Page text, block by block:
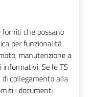
forniti che possano
per funzionalità
manutenzione a
Se le TS
collegamento alla
i documenti